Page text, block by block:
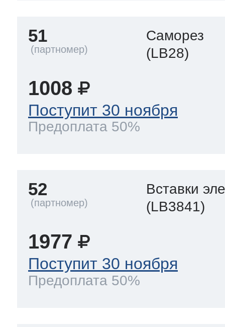
51
Саморез
(LB28)
1008
Поступит 30 ноября
Предоплата 50%
52
Вставки
(LB3841)
1977
Поступит 30 ноября
Предоплата 50%